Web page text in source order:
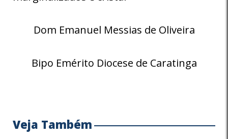
Dom Emanuel Messias de Oliveira
Bipo Emérito Diocese de Caratinga
Veja Também